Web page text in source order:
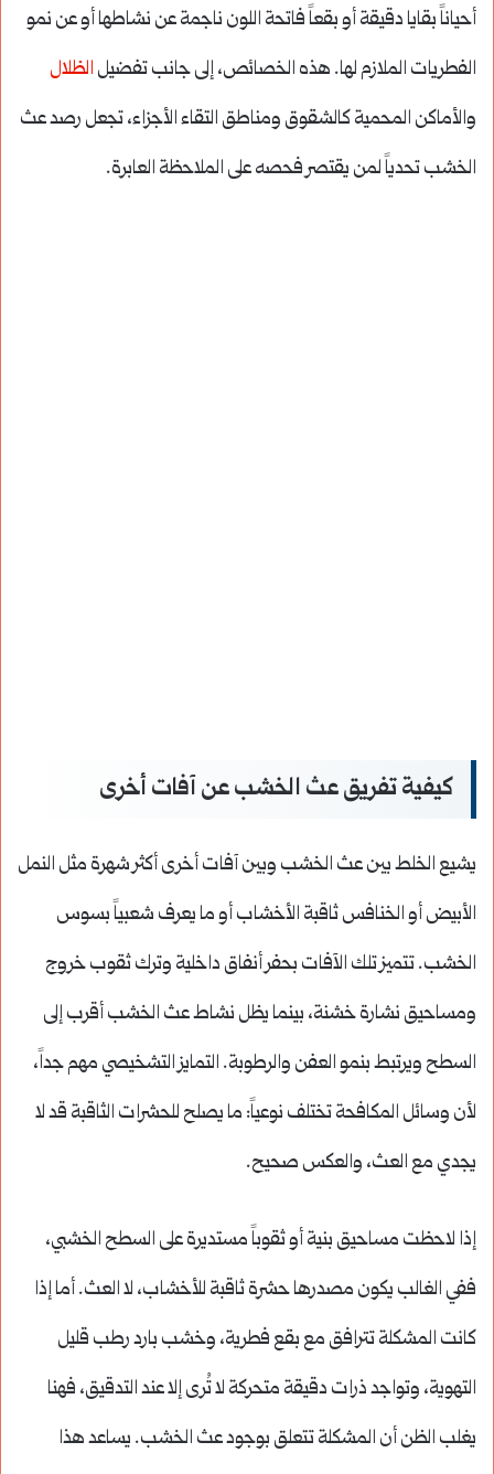
أحياناً بقايا دقيقة أو بقعاً فاتحة اللون ناجمة عن نشاطها أو عن نمو
الفطريات الملازم لها. هذه الخصائص، إلى جانب تفضيل الظلال
والأماكن المحمية كالشقوق ومناطق التقاء الأجزاء، تجعل رصد عث
الخشب تحدياً لمن يقتصر فحصه على الملاحظة العابرة.
كيفية تفريق عث الخشب عن آفات أخرى
يشيع الخلط بين عث الخشب وبين آفات أخرى أكثر شهرة مثل النمل
الأبيض أو الخنافس ثاقبة الأخشاب أو ما يعرف شعبياً بسوس
الخشب. تتميز تلك الآفات بحفر أنفاق داخلية وترك ثقوب خروج
ومساحيق نشارة خشنة، بينما يظل نشاط عث الخشب أقرب إلى
السطح ويرتبط بنمو العفن والرطوبة. التمايز التشخيصي مهم جداً،
لأن وسائل المكافحة تختلف نوعياً: ما يصلح للحشرات الثاقبة قد لا
يجدي مع العث، والعكس صحيح.
إذا لاحظت مساحيق بنية أو ثقوباً مستديرة على السطح الخشبي،
ففي الغالب يكون مصدرها حشرة ثاقبة للأخشاب، لا العث. أما إذا
كانت المشكلة تترافق مع بقع فطرية، وخشب بارد رطب قليل
التهوية، وتواجد ذرات دقيقة متحركة لا تُرى إلا عند التدقيق، فهنا
يغلب الظن أن المشكلة تتعلق بوجود عث الخشب. يساعد هذا